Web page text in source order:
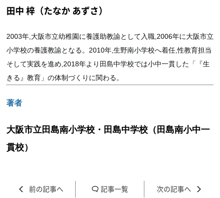
田中 梓（たなか あずさ）
2003年,大阪市立幼稚園に養護助教諭として入職,2006年に大阪市立
小学校の養護教諭となる。2010年,生野南小学校へ着任,性教育担当
そして実践を進め,2018年より田島中学校では小中一貫した「『生
きる』教育」の体制づくりに関わる。
著者
大阪市立田島南小学校・田島中学校（田島南小中一
貫校）
記事一覧